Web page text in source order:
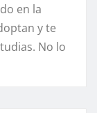
en la
y te
No lo